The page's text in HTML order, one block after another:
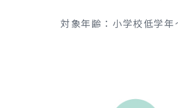
対象年齢：小学校低学年